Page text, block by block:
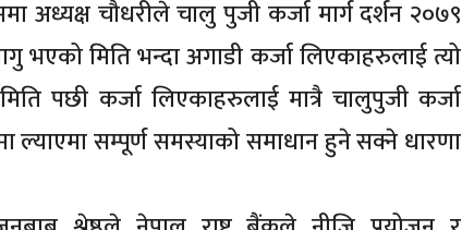
अध्यक्ष चौधरीले चालु पुजी कर्जा मार्ग दर्शन २०७९
भएको मिति भन्दा अगाडी कर्जा लिएकाहरुलाई त्यो
पछी कर्जा लिएकाहरुलाई मात्रै चालुपुजी कर्जा
ल्याएमा सम्पूर्ण समस्याको समाधान हुने सक्ने धारणा